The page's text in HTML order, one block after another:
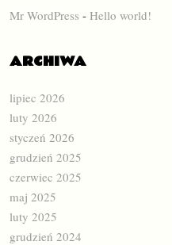
Mr WordPress - Hello world!
ARCHIWA
lipiec 2026
luty 2026
styczeń 2026
grudzień 2025
czerwiec 2025
maj 2025
luty 2025
grudzień 2024